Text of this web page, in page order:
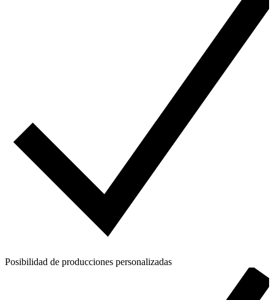
Posibilidad de producciones personalizadas